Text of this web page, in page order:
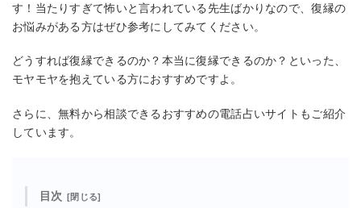
す！当たりすぎて怖いと言われている先生ばかりなので、復縁の
お悩みがある方はぜひ参考にしてみてください。
どうすれば復縁できるのか？本当に復縁できるのか？といった、
モヤモヤを抱えている方におすすめですよ。
さらに、無料から相談できるおすすめの電話占いサイトもご紹介
しています。
目次